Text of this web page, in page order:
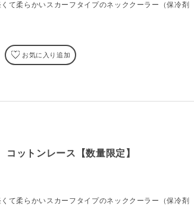
て柔らかいスカーフタイプのネッククーラー（保冷剤
お気に入り追加
ットンレース【数量限定】
て柔らかいスカーフタイプのネッククーラー（保冷剤